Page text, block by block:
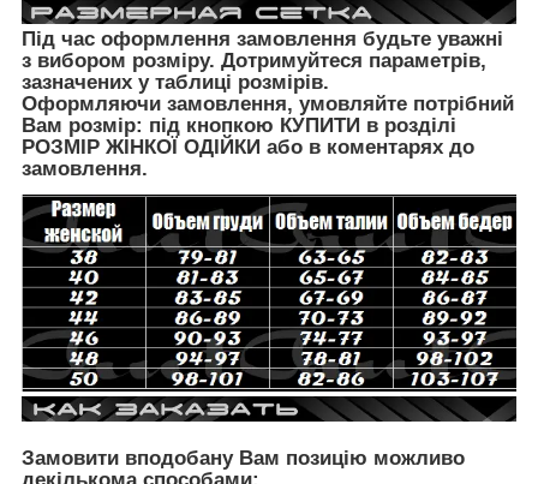
Під час оформлення замовлення будьте уважні
з вибором розміру. Дотримуйтеся параметрів,
зазначених у таблиці розмірів.
Оформляючи замовлення, умовляйте потрібний
Вам розмір: під кнопкою КУПИТИ в розділі
РОЗМІР ЖІНКОЇ ОДІЙКИ або в коментарях до
замовлення.
Замовити вподобану Вам позицію можливо